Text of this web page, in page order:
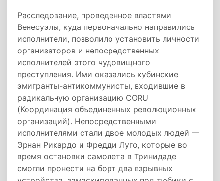
Расследование, проведенное властями
Венесуэлы, куда первоначально направились
исполнители, позволило установить личности
организаторов и непосредственных
исполнителей этого чудовищного
преступления. Ими оказались кубинские
эмигранты-антикоммунисты, входившие в
радикальную организацию CORU
(Координация объединенных революционных
организаций). Непосредственными
исполнителями стали двое молодых людей —
Эрнан Рикардо и Фредди Луго, которые во
время остановки самолета в Тринидаде
смогли пронести на борт два взрывных